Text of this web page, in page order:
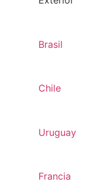
Brasil
Chile
Uruguay
Francia